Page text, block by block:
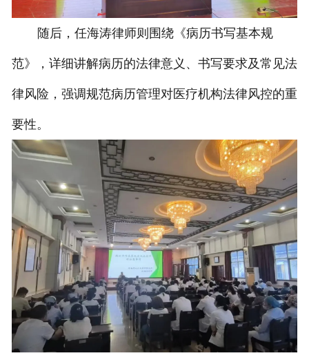
随后，任海涛律师则围绕《病历书写基本规
范》，详细讲解病历的法律意义、书写要求及常见法
律风险，强调规范病历管理对医疗机构法律风控的重
要性。